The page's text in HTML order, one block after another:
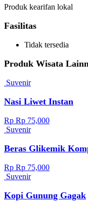
Produk kearifan lokal
Fasilitas
Tidak tersedia
Produk Wisata
Suvenir
Nasi Liwet Instan
Rp Rp 75,000
Suvenir
Beras Glikemik
Rp Rp 75,000
Suvenir
Kopi Gunung Gagak